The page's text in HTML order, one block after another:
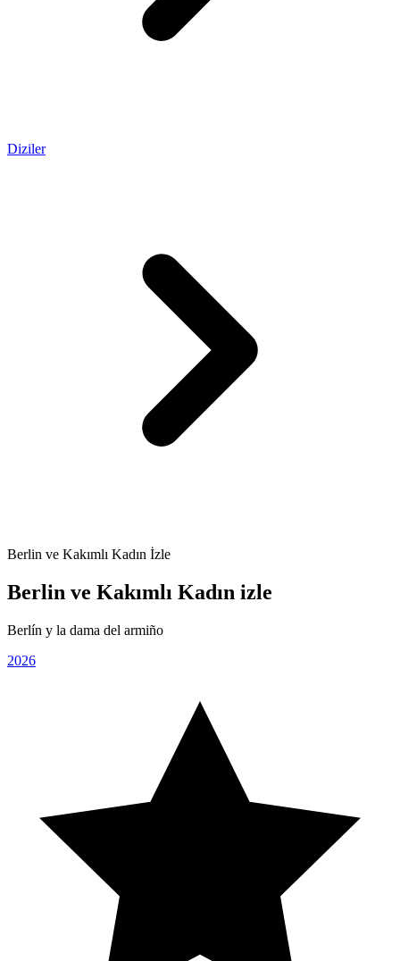
Diziler
Berlin ve Kakımlı Kadın İzle
Berlin ve Kakımlı Kadın izle
Berlín y la dama del armiño
2026